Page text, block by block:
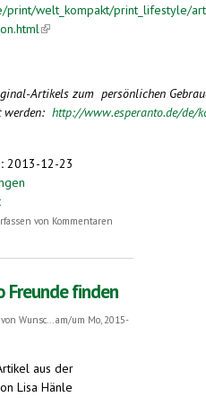
print/welt_kompakt/print_lifestyle/
(link is external)
Artikels zum persönlichen
werden: http://www.esperanto.de/de/
2013-12-23
ni lernas Esperanton!"
von Kommentaren
Freunde finden
Wunsc...
am/um Mo, 2015-
aus der
Lisa Hänle